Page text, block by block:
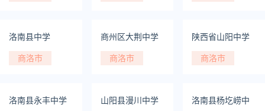
洛南县中学
商洛市
商州区大荆中学
商洛市
陕西省山阳中学
商洛市
洛南县永丰中学 山阳县漫川中学
洛南县杨圪崂中